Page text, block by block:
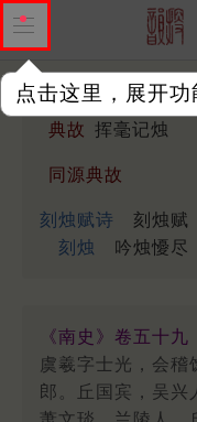
点击这里，展开功
典故 挥毫记烛
同源典故
刻烛赋诗 刻烛赋
刻烛
吟烛懮尽
《南史》卷五十
虞羲字士光，会稽
郎。丘国宾，吴兴